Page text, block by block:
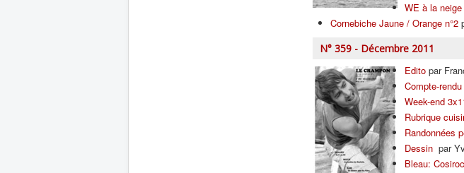
WE à la
Cornebiche Jaune / Orange n°2
N° 359 - Décembre 2011
Edito par
Compte-
Week-end
Rubrique
Randonnées
Dessin par
Bleau: